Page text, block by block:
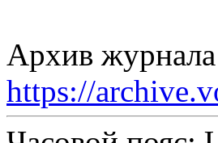
Архив
https://